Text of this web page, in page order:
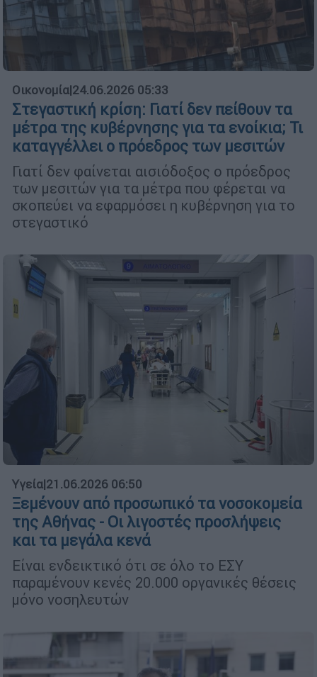
Οικονομία|24.06.2026 05:33
Στεγαστική κρίση: Γιατί δεν πείθουν τα
μέτρα της κυβέρνησης για τα ενοίκια; Τι
καταγγέλλει ο πρόεδρος των μεσιτών
Γιατί δεν φαίνεται αισιόδοξος ο πρόεδρος
των μεσιτών για τα μέτρα που φέρεται να
σκοπεύει να εφαρμόσει η κυβέρνηση για το
στεγαστικό
Υγεία|21.06.2026 06:50
Ξεμένουν από προσωπικό τα νοσοκομεία
της Αθήνας - Οι λιγοστές προσλήψεις
και τα μεγάλα κενά
Είναι ενδεικτικό ότι σε όλο το ΕΣΥ
παραμένουν κενές 20.000 οργανικές θέσεις
μόνο νοσηλευτών